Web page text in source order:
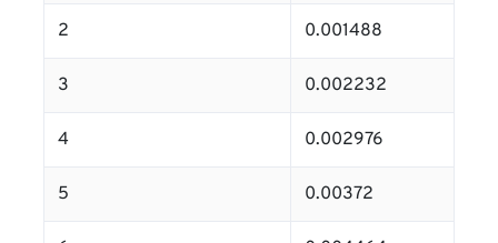
2 0.001488
3 0.002232
4 0.002976
5 0.00372